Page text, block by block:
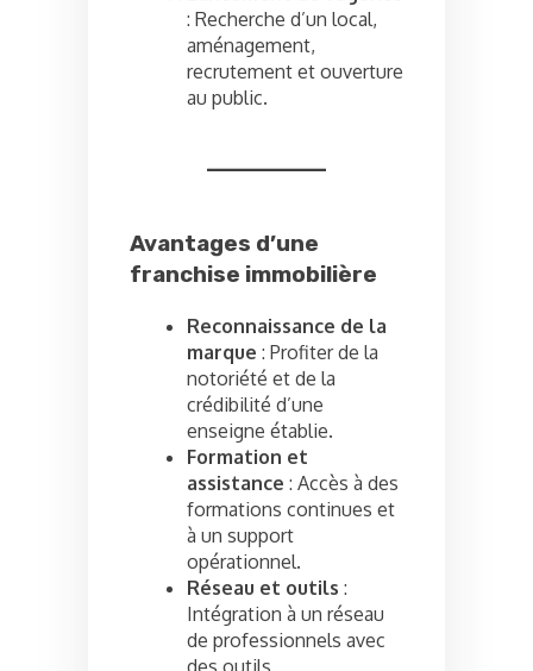
: Recherche d’un local,
aménagement,
recrutement et ouverture
au public.
Avantages d’une
franchise immobilière
Reconnaissance de la
marque : Profiter de la
notoriété et de la
crédibilité d’une
enseigne établie.
Formation et
assistance : Accès à des
formations continues et
à un support
opérationnel.
Réseau et outils :
Intégration à un réseau
de professionnels avec
des outils